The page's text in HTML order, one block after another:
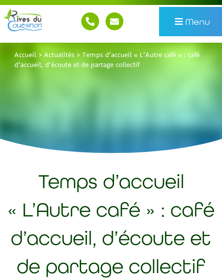
Menu
Accueil > Actualités> Temps d’accueil « L’Autre café » : café
d’accueil, d’écoute et de partage collectif
Temps d’accueil
« L’Autre café » : café
d’accueil, d’écoute et
de partage collectif